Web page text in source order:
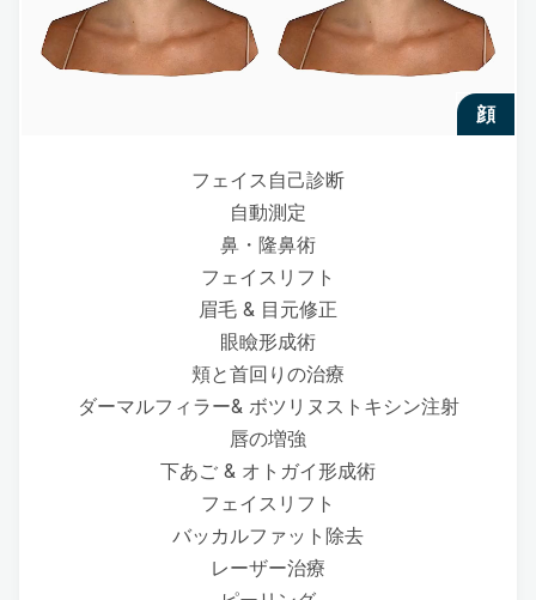
顔
フェイス自己診断
自動測定
鼻・隆鼻術
フェイスリフト
眉毛 & 目元修正
眼瞼形成術
頬と首回りの治療
ダーマルフィラー& ボツリヌストキシン注射
唇の増強
下あご & オトガイ形成術
フェイスリフト
バッカルファット除去
レーザー治療